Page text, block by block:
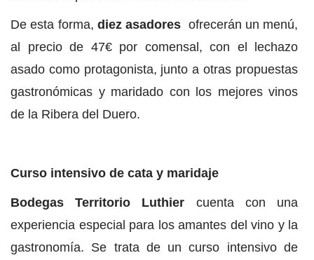
De esta forma, diez asadores ofrecerán un menú,
al precio de 47€ por comensal, con el lechazo
asado como protagonista, junto a otras propuestas
gastronómicas y maridado con los mejores vinos
de la Ribera del Duero.
Curso intensivo de cata y maridaje
Bodegas Territorio Luthier cuenta con una
experiencia especial para los amantes del vino y la
gastronomía. Se trata de un curso intensivo de